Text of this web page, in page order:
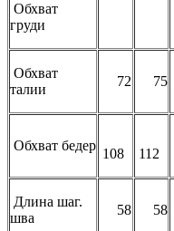
Обхват
груди
Обхват
талии
72 75
Обхват бедер
108 112
Длина шаг.
шва
58 58